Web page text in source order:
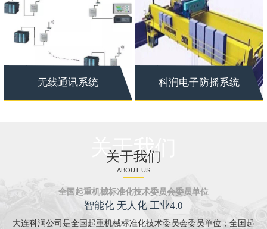
无线通讯系统 科润电子防摇系统
关于我们
关于我们
ABOUT US
全国起重机械标准化技术委员会委员单位
智能化 无人化 工业4.0
大连科润公司是全国起重机械标准化技术委员会委员单位；全国起